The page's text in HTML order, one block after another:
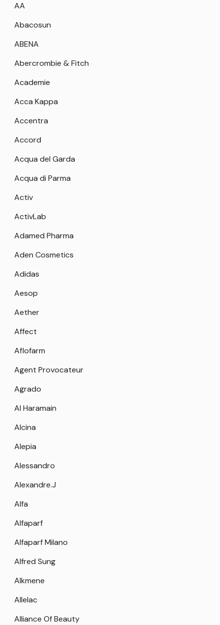
AA
Abacosun
ABENA
Abercrombie & Fitch
Academie
Acca Kappa
Accentra
Accord
Acqua del Garda
Acqua di Parma
Activ
ActivLab
Adamed Pharma
Aden Cosmetics
Adidas
Aesop
Aether
Affect
Aflofarm
Agent Provocateur
Agrado
Al Haramain
Alcina
Alepia
Alessandro
Alexandre.J
Alfa
Alfaparf
Alfaparf Milano
Alfred Sung
Alkmene
Allelac
Alliance Of Beauty